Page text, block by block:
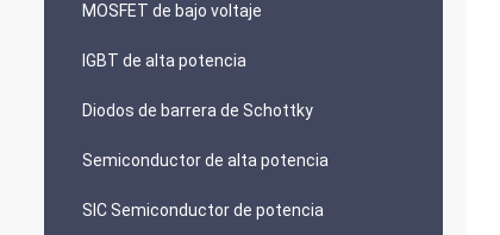
MOSFET de bajo voltaje
IGBT de alta potencia
Diodos de barrera de Schottky
Semiconductor de alta potencia
SIC Semiconductor de potencia